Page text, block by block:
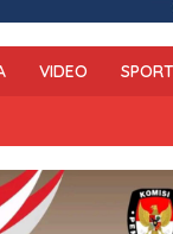
VIDEO